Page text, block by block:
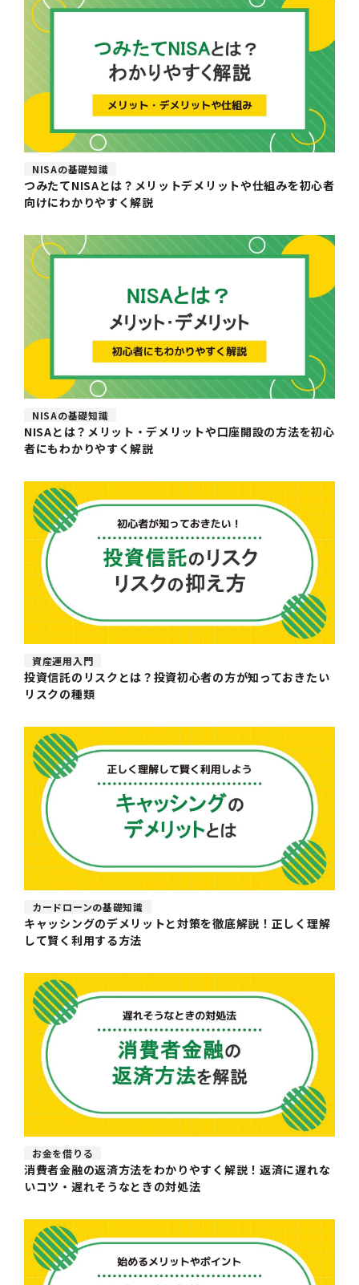
NISAの基礎知識
つみたてNISAとは？メリットデメリットや仕組みを初心者
向けにわかりやすく解説
NISAの基礎知識
NISAとは？メリット・デメリットや口座開設の方法を初心
者にもわかりやすく解説
資産運用入門
投資信託のリスクとは？投資初心者の方が知っておきたい
リスクの種類
カードローンの基礎知識
キャッシングのデメリットと対策を徹底解説！正しく理解
して賢く利用する方法
お金を借りる
消費者金融の返済方法をわかりやすく解説！返済に遅れな
いコツ・遅れそうなときの対処法